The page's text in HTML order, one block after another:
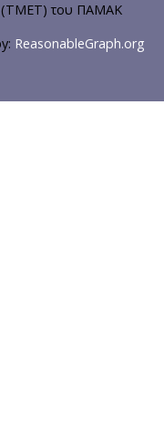
(ΤΜΕΤ) του ΠΑΜΑΚ
ReasonableGraph.org